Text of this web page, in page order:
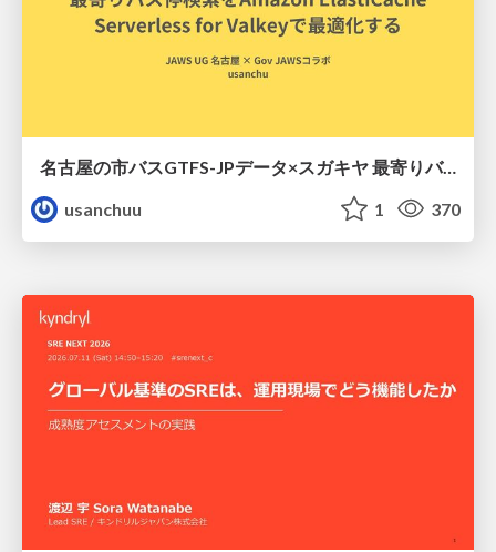
名古屋の市バスGTFS-JPデータ×スガキヤ 最寄りバス停検索をAmazon ElastiCache Serverless for Valkeyで最適化する
usanchuu
1 370